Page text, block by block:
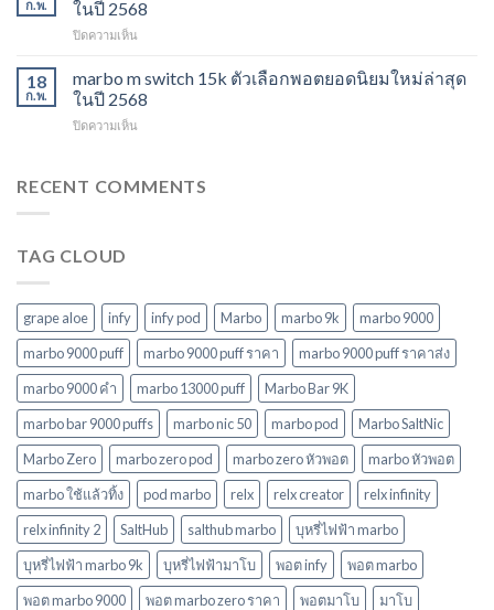
สำหรับ
ไม่
พลาด
2568
พอต
ใช้
ทิ้ง
หลาก
ตัว
ตอบ
ก.พ. ในปี 2568
ปิดความเห็น
15000
พอต
ใช้
บุหรี่
18
ก.พ.
marbo m switch 15k ตัวเลือกพอตยอดนิยมใหม่ล่าสุด
ในปี 2568
ปิดความเห็น
switch
นิยม
ใหม่
ล่าสุด
ในปี
2568
RECENT COMMENTS
TAG CLOUD
grape aloe infy infy pod Marbo marbo 9k
marbo 9000
marbo 9000 puff
marbo 9000 puff ราคา
marbo 9000 puff ราคาส่ง
marbo 9000 คํา
marbo 13000 puff
Marbo Bar 9K
marbo bar 9000 puffs
marbo nic 50 marbo pod
Marbo SaltNic
Marbo Zero
marbo zero pod marbo zero หัวพอต
marbo หัวพอต
marbo ใช้แล้วทิ้ง
pod marbo relx relx creator
relx infinity
relx infinity 2
SaltHub salthub marbo
บุหรี่ไฟฟ้า marbo
บุหรี่ไฟฟ้า marbo 9k
บุหรี่ไฟฟ้ามาโบ พอต infy
พอต marbo
พอต marbo 9000
พอต marbo zero ราคา พอตมาโบ
มาโบ